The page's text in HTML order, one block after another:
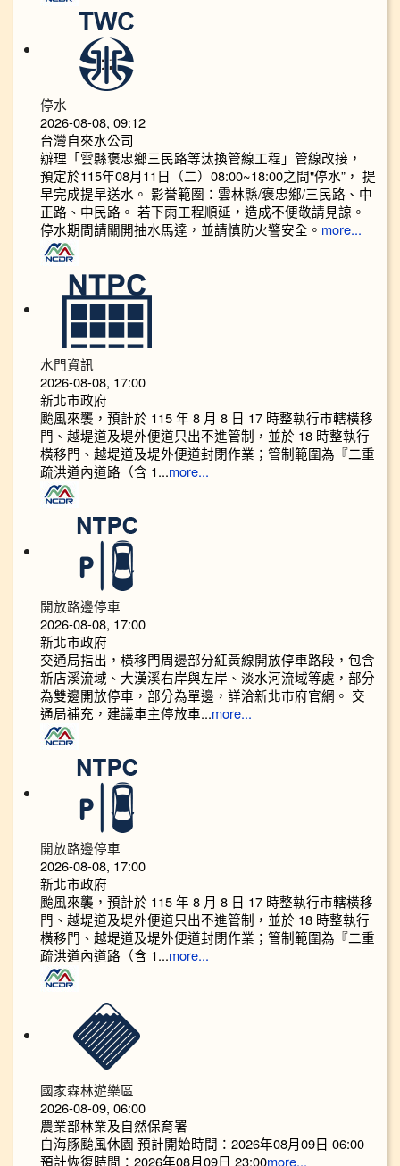
停水
2026-08-08, 09:12
台灣自來水公司
辦理「雲縣褒忠鄉三民路等汰換管線工程」管線改接，
預定於115年08月11日（二）08:00~18:00之間"停水”， 提
早完成提早送水。 影誉範圈：雲林縣/褒忠鄉/三民路、中
正路、中民路。 若下雨工程順延，造成不便敬請見諒。
停水期間請關開抽水馬達，並請慎防火警安全。 more...
水門資訊
2026-08-08, 17:00
新北市政府
颱風來襲，預計於 115 年 8 月 8 日 17 時整執行市轄橫移
門、越堤道及堤外便道只出不進管制，並於 18 時整執行
橫移門、越堤道及堤外便道封閉作業；管制範圍為『二重
疏洪道內道路（含 1...more...
開放路邊停車
2026-08-08, 17:00
新北市政府
交通局指出，橫移門周邊部分紅黃線開放停車路段，包含
新店溪流域、大漢溪右岸與左岸、淡水河流域等處，部分
為雙邊開放停車，部分為單邊，詳洽新北市府官網。 交
通局補充，建議車主停放車...more...
開放路邊停車
2026-08-08, 17:00
新北市政府
颱風來襲，預計於 115 年 8 月 8 日 17 時整執行市轄橫移
門、越堤道及堤外便道只出不進管制，並於 18 時整執行
橫移門、越堤道及堤外便道封閉作業；管制範圍為『二重
疏洪道內道路（含 1...more...
國家森林遊樂區
2026-08-09, 06:00
農業部林業及自然保育署
白海豚颱風休園 預計開始時間：2026年08月09日 06:00
預計恢復時間：2026年08月09日 23:00more...